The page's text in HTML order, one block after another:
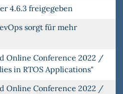
4.6.3 freigegeben
sorgt für mehr
Online Conference 2022 /
in RTOS Applications"
Online Conference 2022 /